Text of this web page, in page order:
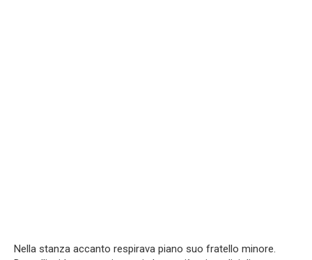
Nella stanza accanto respirava piano suo fratello minore.